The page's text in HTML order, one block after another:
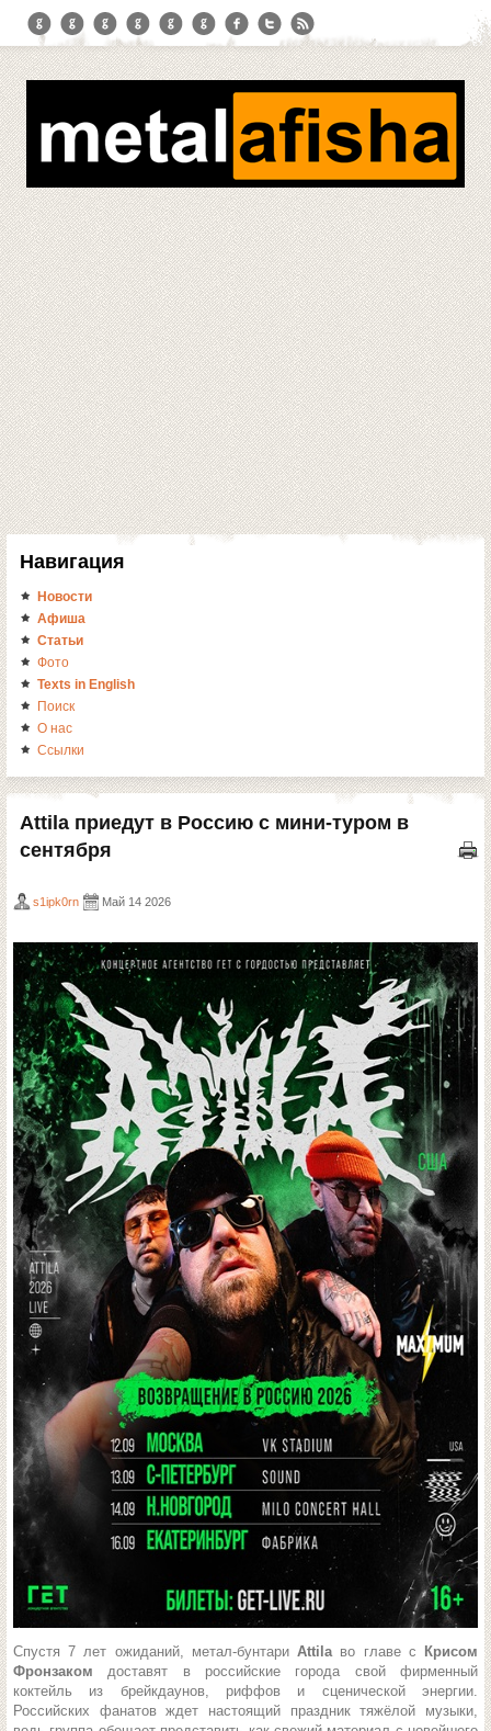
Навигация
Новости
Афиша
Статьи
Фото
Texts in English
Поиск
О нас
Ссылки
Attila приедут в Россию с мини-туром в
сентября
s1ipk0rn Май 14 2026
Спустя 7 лет ожиданий, метал-бунтариAttila во главе с
Крисом
Фронзакомдоставят в российские города свой фирменный
коктейль из брейкдаунов, риффов и сценической энергии.
Российских фанатов ждет настоящий праздник тяжёлой музыки,